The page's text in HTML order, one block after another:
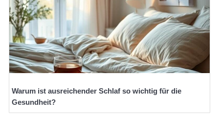
Warum ist ausreichender Schlaf so wichtig für die
Gesundheit?